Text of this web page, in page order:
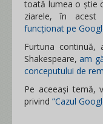
toată lumea o știe
ziarele, în
funcționat pe
Furtuna
Shakespeare,am
conceputului de
Pe aceeași temă,
privind ”Cazul